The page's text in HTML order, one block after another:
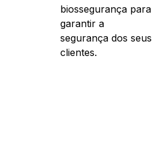
biossegurança para
garantir a
segurança dos seus
clientes.